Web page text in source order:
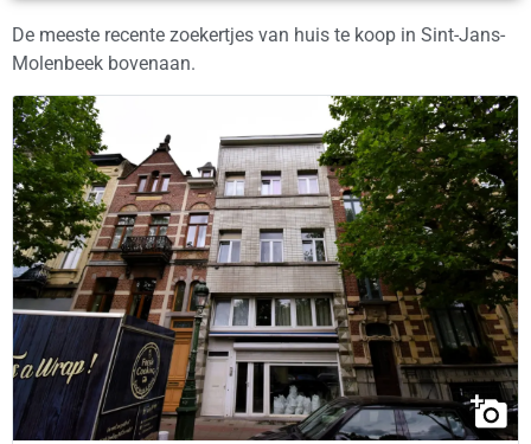
De meeste recente zoekertjes van huis te koop in Sint-Jans-
Molenbeek bovenaan.